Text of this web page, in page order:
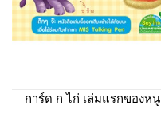
การ์ด ก ไก่ เล่มแรกของหนู